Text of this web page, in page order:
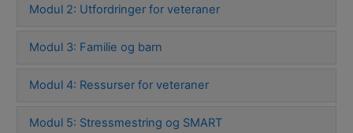
Modul 2: Utfordringer for veteraner
Modul 3: Familie og barn
Modul 4: Ressurser for veteraner
Modul 5: Stressmestring og SMART